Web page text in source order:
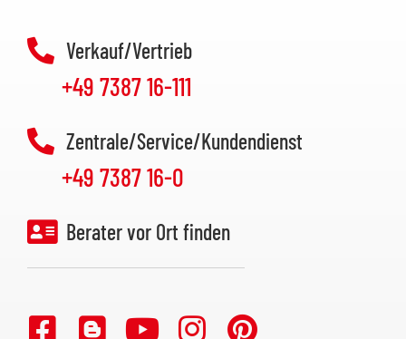
Verkauf/Vertrieb
+49 7387 16-111
Zentrale/Service/Kundendienst
+49 7387 16-0
Berater vor Ort finden